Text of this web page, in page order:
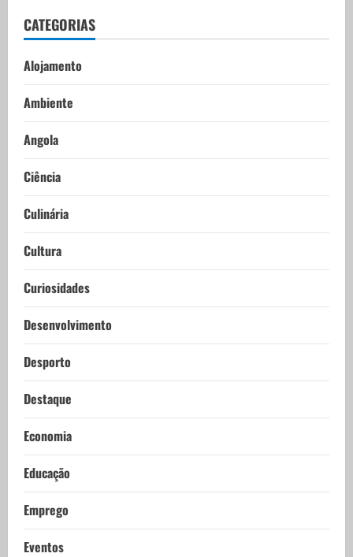
CATEGORIAS
Alojamento
Ambiente
Angola
Ciência
Culinária
Cultura
Curiosidades
Desenvolvimento
Desporto
Destaque
Economia
Educação
Emprego
Eventos